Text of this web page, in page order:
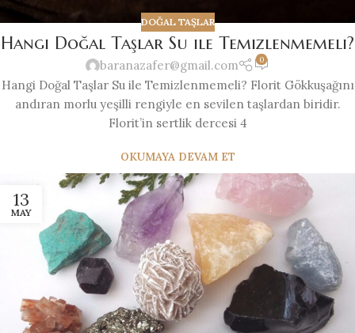
DOĞAL TAŞLAR
Hangi Doğal Taşlar Su ile Temizlenmemeli?
baranazafer@gmail.com 0
Hangi Doğal Taşlar Su ile Temizlenmemeli? Florit Gökkuşağını
andıran morlu yeşilli rengiyle en sevilen taşlardan biridir.
Florit’in sertlik dercesi 4
OKUMAYA DEVAM ET
13
MAY